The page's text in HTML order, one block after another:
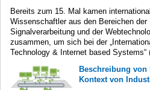
Bereits zum 15. Mal kamen
Wissenschaftler aus den Bereichen der
Signalverarbeitung und der
zusammen, um sich bei der
Technology & Internet based Systems“
Beschreibung
Kontext von